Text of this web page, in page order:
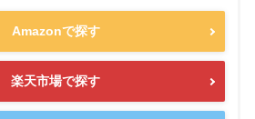
Amazonで探す
楽天市場で探す